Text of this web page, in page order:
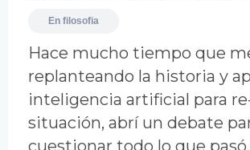
En filosofia
Hace mucho tiempo que
replanteando la historia y
inteligencia artificial para
situación, abrí un debate
cuestionar todo lo que